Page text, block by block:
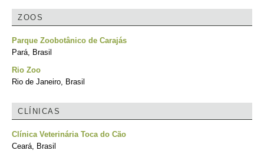
ZOOS
Parque Zoobotânico de Carajás
Pará, Brasil
Rio Zoo
Rio de Janeiro, Brasil
CLÍNICAS
Clínica Veterinária Toca do Cão
Ceará, Brasil